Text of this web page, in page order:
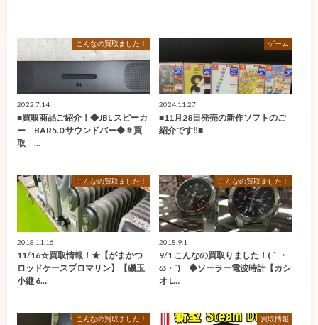
こんなの買取ました！
2022.7.14
■買取商品ご紹介！◆JBL スピーカ
ー BAR5.0 サウンドバー◆＃買
取 …
ゲーム
2024.11.27
■11月28日発売の新作ソフトのご
紹介です‼■
こんなの買取ました！
2018.11.16
11/16☆買取情報！★【がまかつ
ロッドケースプロマリン】【磯玉
小継 6…
こんなの買取ました！
2018.9.1
9/1 こんなの買取りました！(｀・
ω・´)ゞ◆ソーラー電波時計【カシ
オ L…
こんなの買取ました！ 買取情報